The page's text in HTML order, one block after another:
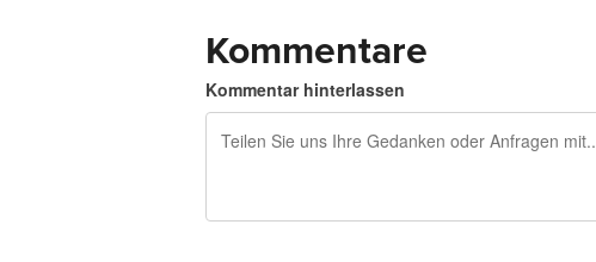
Kommentare
Kommentar hinterlassen